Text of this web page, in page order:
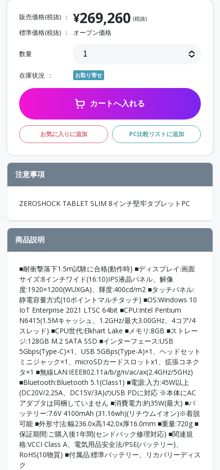
販売価格(税抜) ¥269,260 (税抜)
標準価格(税抜) オープン価格
数量
在庫状況 お取り寄せ
カートへ入れる
お気に入りに追加 PC比較リストに追加
注意事項
ZEROSHOCK TABLET SLIM 8インチ堅牢タブレットPC
商品説明
■耐衝撃落下1.5m試験に合格(動作時) ■ディスプレイ:画面
サイズ:8インチワイド(16:10)IPS液晶パネル、解像
度:1920×1200(WUXGA)、輝度:400cd/m2 ■タッチパネル:
静電容量方式(10ポイントマルチタッチ) ■OS:Windows 10
IoT Enterprise 2021 LTSC 64bit ■CPU:Intel Pentium
N6415(1.5Mキャッシュ、1.2GHz/最大3.00GHz、4コア/4
スレッド) ■CPU世代:Elkhart Lake ■メモリ:8GB ■ストレー
ジ:128GB M.2 SATA SSD ■インターフェース:USB
5Gbps(Type-C)×1、USB 5GBps(Type-A)×1、ヘッドセット
ミニジャック×1、microSDカードスロットx1、拡張コネク
タ×1 ■無線LAN:IEEE802.11a/b/g/n/ac/ax(2.4GHz/5GHz)
■Bluetooth:Bluetooth 5.1(Class1) ■電源:入力:45W以上
(DC20V/2.25A、DC15V/3A)のUSB PDに対応 ※本体にAC
アダプタは同梱していません ■消費電力:約35W(最大) ■バ
ッテリー:7.6V 4100mAh (31.16wh)(リチウムイオン)※着脱
可能 ■外形寸法:幅236.0x高142.0x厚16.0mm ■重量:720g ■
保証期間:ご購入後1年間(センドバック修理対応) ■関連規
格:VCCI Class A、電気用品安全法/PSE(バッテリー)、
RoHS(10物質) ■付属品:標準バッテリー、リカバリーディス
ク